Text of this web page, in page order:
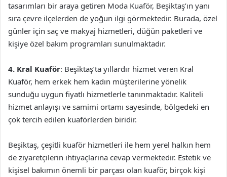
tasarımları bir araya getiren Moda Kuaför, Beşiktaş’ın yanı
sıra çevre ilçelerden de yoğun ilgi görmektedir. Burada, özel
günler için saç ve makyaj hizmetleri, düğün paketleri ve
kişiye özel bakım programları sunulmaktadır.
4. Kral Kuaför: Beşiktaş’ta yıllardır hizmet veren Kral
Kuaför, hem erkek hem kadın müşterilerine yönelik
sunduğu uygun fiyatlı hizmetlerle tanınmaktadır. Kaliteli
hizmet anlayışı ve samimi ortamı sayesinde, bölgedeki en
çok tercih edilen kuaförlerden biridir.
Beşiktaş, çeşitli kuaför hizmetleri ile hem yerel halkın hem
de ziyaretçilerin ihtiyaçlarına cevap vermektedir. Estetik ve
kişisel bakımın önemli bir parçası olan kuaför, birçok kişi